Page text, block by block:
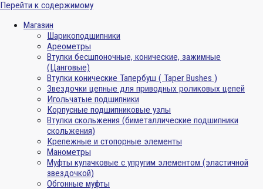
Перейти к содержимому
Магазин
Шарикоподшипники
Ареометры
Втулки бесшпоночные, конические, зажимные
(Цанговые)
Втулки конические Тапербуш ( Taper Bushes )
Звездочки цепные для приводных роликовых цепей
Игольчатые подшипники
Корпусные подшипниковые узлы
Втулки скольжения (биметаллические подшипники
скольжения)
Крепежные и стопорные элементы
Манометры
Муфты кулачковые с упругим элементом (эластичной
звездочкой)
Обгонные муфты